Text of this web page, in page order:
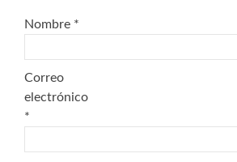
Nombre *
Correo
electrónico
*